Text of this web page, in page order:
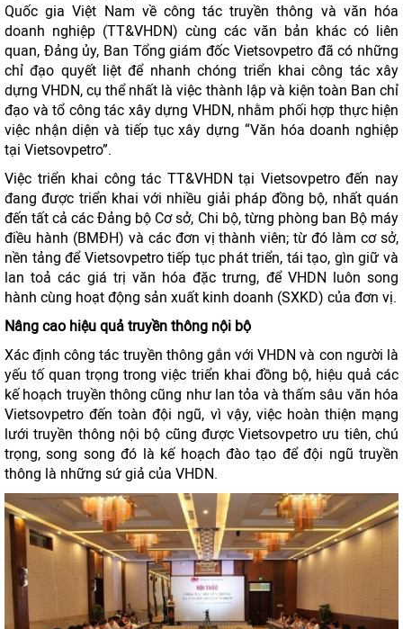
Quốc gia Việt Nam về công tác truyền thông và văn hóa
doanh nghiệp (TT&VHDN) cùng các văn bản khác có liên
quan, Đảng ủy, Ban Tổng giám đốc Vietsovpetro đã có những
chỉ đạo quyết liệt để nhanh chóng triển khai công tác xây
dựng VHDN, cụ thể nhất là việc thành lập và kiện toàn Ban chỉ
đạo và tổ công tác xây dựng VHDN, nhằm phối hợp thực hiện
việc nhận diện và tiếp tục xây dựng “Văn hóa doanh nghiệp
tại Vietsovpetro”.
Việc triển khai công tác TT&VHDN tại Vietsovpetro đến nay
đang được triển khai với nhiều giải pháp đồng bộ, nhất quán
đến tất cả các Đảng bộ Cơ sở, Chi bộ, từng phòng ban Bộ máy
điều hành (BMĐH) và các đơn vị thành viên; từ đó làm cơ sở,
nền tảng để Vietsovpetro tiếp tục phát triển, tái tạo, gìn giữ và
lan toả các giá trị văn hóa đặc trưng, để VHDN luôn song
hành cùng hoạt động sản xuất kinh doanh (SXKD) của đơn vị.
Nâng cao hiệu quả truyền thông nội bộ
Xác định công tác truyền thông gắn với VHDN và con người là
yếu tố quan trọng trong việc triển khai đồng bộ, hiệu quả các
kế hoạch truyền thông cũng như lan tỏa và thấm sâu văn hóa
Vietsovpetro đến toàn đội ngũ, vì vậy, việc hoàn thiện mạng
lưới truyền thông nội bộ cũng được Vietsovpetro ưu tiên, chú
trọng, song song đó là kế hoạch đào tạo để đội ngũ truyền
thông là những sứ giả của VHDN.